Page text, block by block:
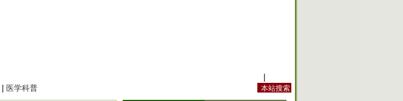
医学科普